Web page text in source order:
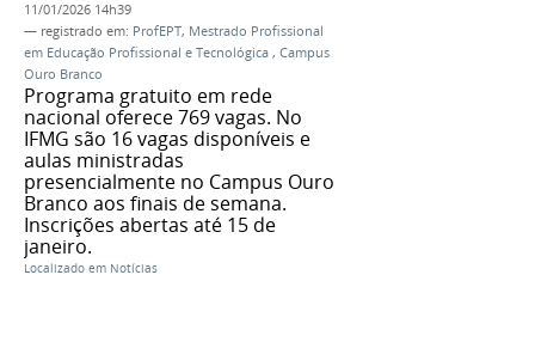
11/01/2026 14h39
— registrado em: ProfEPT, Mestrado Profissional
em Educação Profissional e Tecnológica , Campus
Ouro Branco
Programa gratuito em rede
nacional oferece 769 vagas. No
IFMG são 16 vagas disponíveis e
aulas ministradas
presencialmente no Campus Ouro
Branco aos finais de semana.
Inscrições abertas até 15 de
janeiro.
Localizado em Notícias